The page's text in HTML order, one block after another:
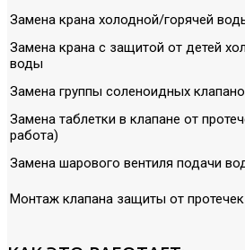
Замена крана холодной/горячей
Замена крана с защитой от детей
воды
Замена группы соленоидных
Замена таблетки в клапане от
работа)
Замена шарового вентиля подачи
Монтаж клапана защиты от протечек